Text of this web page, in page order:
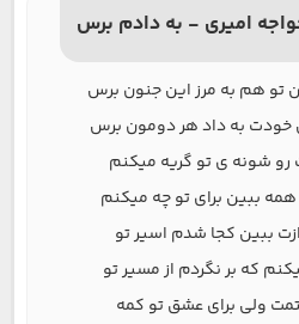
امیری - به دادم برس
تو هم به مرز این جنون برس
خودت به داد هر دومون برس
رو شونه ی تو گریه میکنم
ببین برای تو چه میکنم
ببین کجا شدم اسیر تو
که بر نگردم از مسیر تو
ولی برای عشق تو کمه